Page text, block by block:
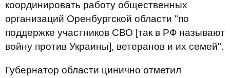
координировать работу общественных
организаций Оренбургской области "по
поддержке участников СВО [так в РФ называют
войну против Украины], ветеранов и их семей".
Губернатор области цинично отметил